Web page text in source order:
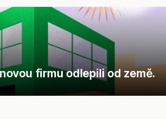
firmu odlepili od země.